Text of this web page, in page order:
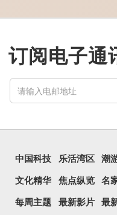
「么」在古文中常表
「尛」等同于「么」，
它的意思也一样，也是「
小、细小」的意思。
有台湾网友将「...
订阅电子通
中国科技 乐活湾区 潮
文化精华 焦点纵览 名
每周主题 最新影片 最